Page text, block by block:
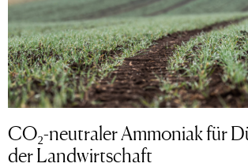
CO₂-neutraler Ammoniak für
der Landwirtschaft